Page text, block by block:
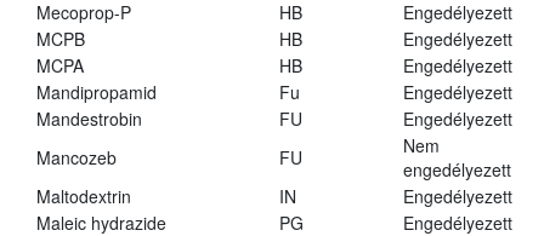
Mecoprop-P
HB
Engedélyezett
MCPB
HB
Engedélyezett
MCPA
HB
Engedélyezett
Mandipropamid
Fu
Engedélyezett
Mandestrobin
FU
Engedélyezett
Mancozeb
FU
Nem
engedélyezett
Maltodextrin
IN
Engedélyezett
Maleic hydrazide
PG
Engedélyezett